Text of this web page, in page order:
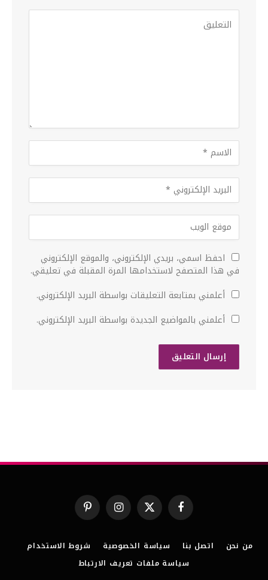
احفظ اسمي، بريدي الإلكتروني، والموقع الإلكتروني
في هذا المتصفح لاستخدامها المرة المقبلة في تعليقي.
أعلمني بمتابعة التعليقات بواسطة البريد الإلكتروني.
أعلمني بالمواضيع الجديدة بواسطة البريد الإلكتروني.
فيسبوك X
(Twitter)
الانستغرامبينتيريست
من نحن اتصل بنا سياسة الخصوصية
شروط الاستخدام
سياسة ملفات تعريف الارتباط